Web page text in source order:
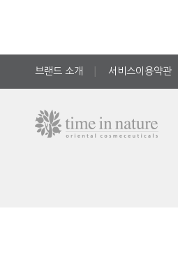
브랜드 소개 서비스이용약관